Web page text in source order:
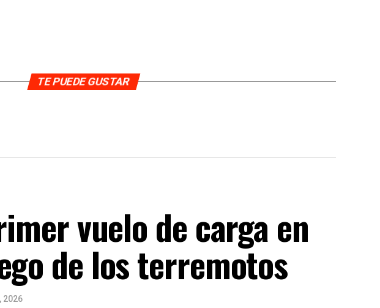
TE PUEDE GUSTAR
vuelo de carga en
de los terremotos
2026